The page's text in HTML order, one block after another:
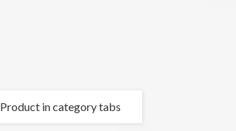
Product in category tabs